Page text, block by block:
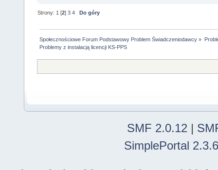
Strony: 1 [2]3 4 Do góry
Społecznościowe Forum Podstawowy Problem Świadczeniodawcy »
Problemy z instalacją licencji KS-PPS
SMF 2.0.12 |
SimplePortal